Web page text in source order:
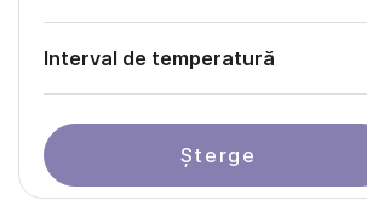
Interval de temperatură
Șterge